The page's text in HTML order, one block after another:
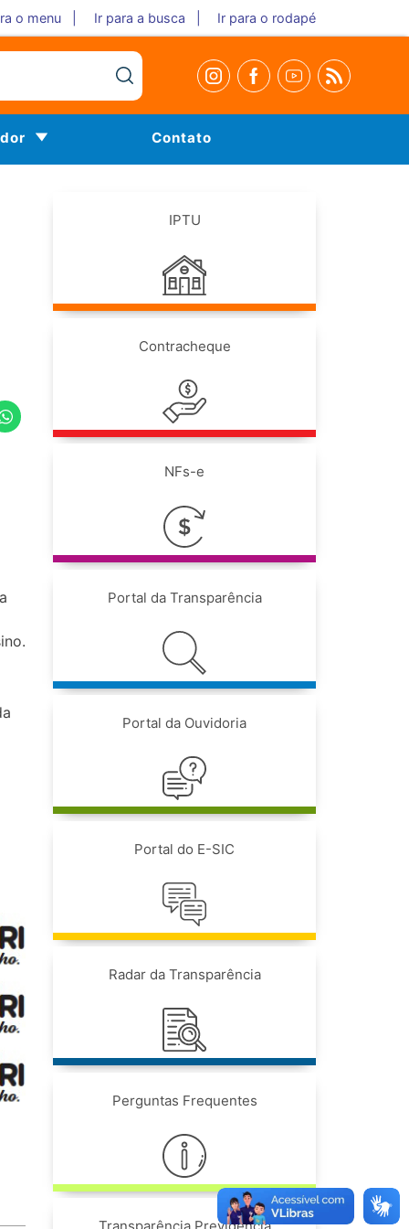
o menu | Ir para a busca | Ir para o rodapé
Contato
IPTU
Contracheque
NFs-e
Portal da Transparência
Portal da Ouvidoria
Portal do E-SIC
Radar da Transparência
Perguntas Frequentes